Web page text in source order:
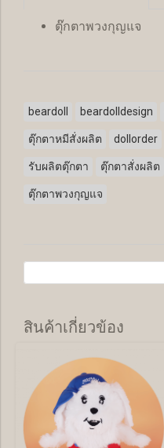
ตุ๊กตาพวงกุญแจ
beardoll beardolldesign
ตุ๊กตาหมีสั่งผลิต dollorder
รับผลิตตุ๊กตา ตุ๊กตาสั่งผลิต
ตุ๊กตาพวงกุญแจ
สินค้าเกี่ยวข้อง